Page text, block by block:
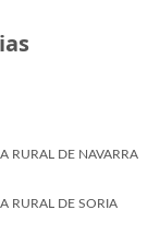
RURAL DE NAVARRA
RURAL DE SORIA